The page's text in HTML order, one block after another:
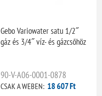
Gebo Variowater satu 1/2˝
gáz és 3/4˝ víz- és gázcsőhöz
90-V-A06-0001-0878
CSAK A WEBEN: 18 607 Ft